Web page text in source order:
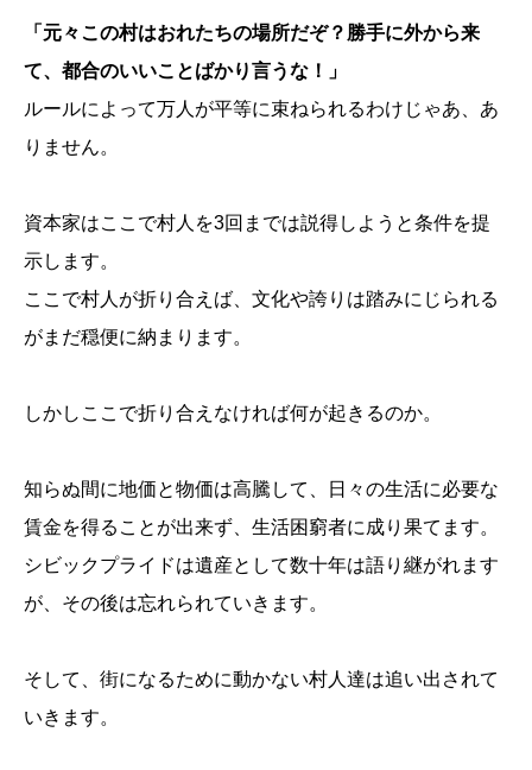
「元々この村はおれたちの場所だぞ？勝手に外から来
て、都合のいいことばかり言うな！」
ルールによって万人が平等に束ねられるわけじゃあ、あ
りません。
資本家はここで村人を3回までは説得しようと条件を提
示します。
ここで村人が折り合えば、文化や誇りは踏みにじられる
がまだ穏便に納まります。
しかしここで折り合えなければ何が起きるのか。
知らぬ間に地価と物価は高騰して、日々の生活に必要な
賃金を得ることが出来ず、生活困窮者に成り果てます。
シビックプライドは遺産として数十年は語り継がれます
が、その後は忘れられていきます。
そして、街になるために動かない村人達は追い出されて
いきます。